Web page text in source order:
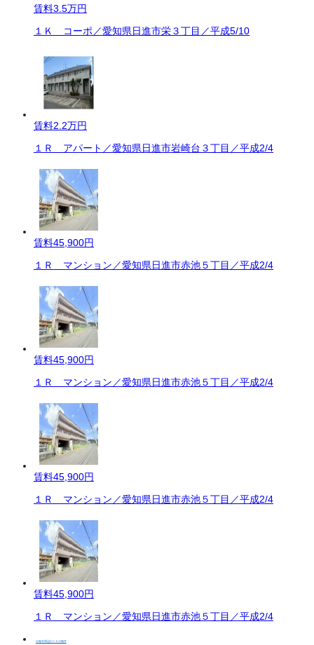
賃料3.5万円
１Ｋ コーポ／愛知県日進市栄３丁目／平成5/10
賃料2.2万円
１Ｒ アパート／愛知県日進市岩崎台３丁目／平成2/4
賃料45,900円
１Ｒ マンション／愛知県日進市赤池５丁目／平成2/4
賃料45,900円
１Ｒ マンション／愛知県日進市赤池５丁目／平成2/4
賃料45,900円
１Ｒ マンション／愛知県日進市赤池５丁目／平成2/4
賃料45,900円
１Ｒ マンション／愛知県日進市赤池５丁目／平成2/4
日進市周辺の１Ｋの物件